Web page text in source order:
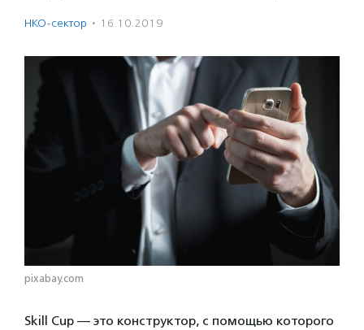
НКО-сектор · 16.10.2019
pixabay.com
Skill Cup — это конструктор, с помощью которого